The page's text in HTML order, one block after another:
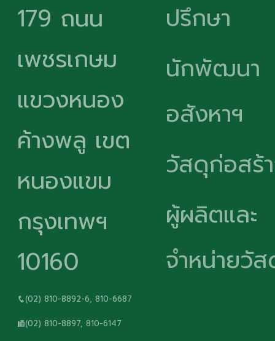
179 ถนน
เพชรเกษม
แขวงหนอง
ค้างพลู เขต
หนองแขม
กรุงเทพฯ
10160
(02) 810-8892-6, 810-6687
(02) 810-8897, 810-6147
ปรึกษา
นักพัฒนา
อสังหาฯ
วัสดุก่อสร้
ผู้ผลิตและ
จำหน่ายวั